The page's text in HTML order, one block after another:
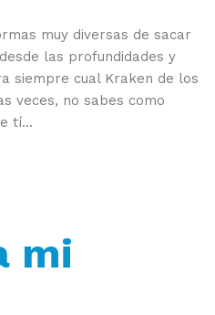
muy diversas de sacar
las profundidades y
siempre cual Kraken de los
veces, no sabes como
tí...
mi